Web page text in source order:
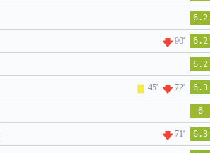
6.2
90' 6.2
6.2
45' 72' 6.3
6
71' 6.3